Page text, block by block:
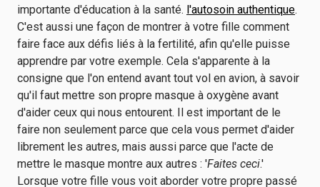
importante d'éducation à la santé. l'autosoin authentique.
C'est aussi une façon de montrer à votre fille comment
faire face aux défis liés à la fertilité, afin qu'elle puisse
apprendre par votre exemple. Cela s'apparente à la
consigne que l'on entend avant tout vol en avion, à savoir
qu'il faut mettre son propre masque à oxygène avant
d'aider ceux qui nous entourent. Il est important de le
faire non seulement parce que cela vous permet d'aider
librement les autres, mais aussi parce que l'acte de
mettre le masque montre aux autres : 'Faites ceci.'
Lorsque votre fille vous voit aborder votre propre passé